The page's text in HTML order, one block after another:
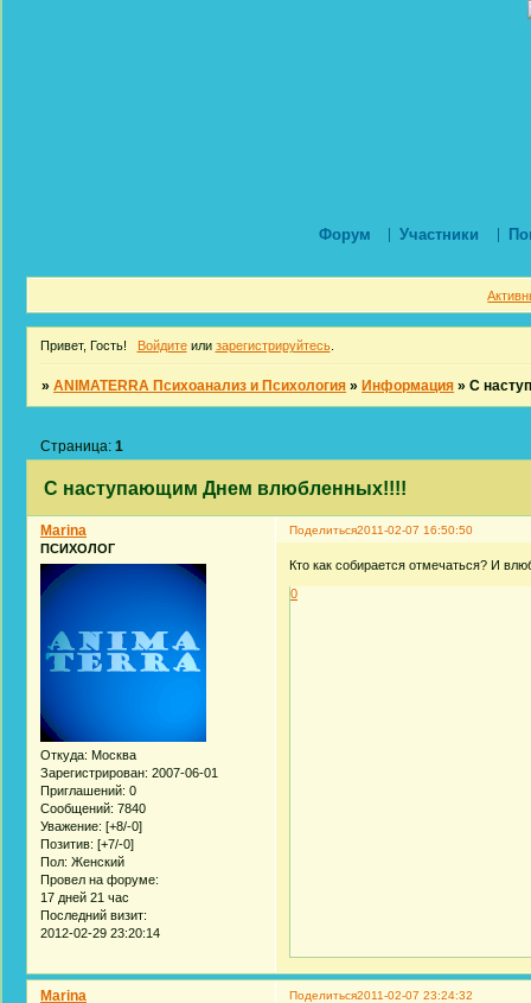
Форум Участники
Привет, Гость! Войдитеили зарегистрируйтесь.
»ANIMATERRA Психоанализ и Психология » Информация »С
С наступающим Днем влюбленных!!!!
Страница:1
Поделиться2011-02-07 16:50:50
Marina
ПСИХОЛОГ
Откуда: Москва
Зарегистрирован: 2007-06-01
Приглашений: 0
Сообщений: 7840
Уважение: [+8/-0]
Позитив: [+7/-0]
Пол: Женский
Провел на форуме:
17 дней 21 час
Последний визит:
2012-02-29 23:20:14
Кто как собирается отмечаться? И
0
Поделиться2011-02-07 23:24:32
Marina